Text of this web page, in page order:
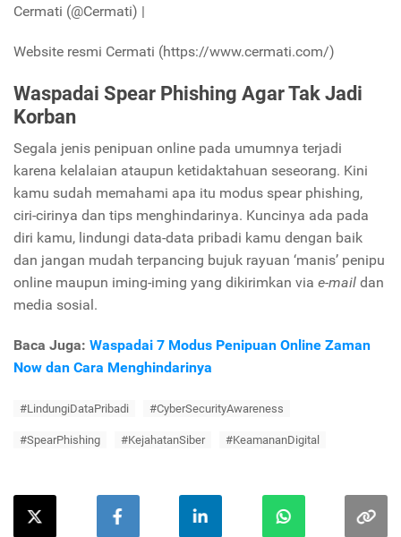
Cermati (@Cermati) |
Website resmi Cermati (https://www.cermati.com/)
Waspadai Spear Phishing Agar Tak Jadi
Korban
Segala jenis penipuan online pada umumnya terjadi
karena kelalaian ataupun ketidaktahuan seseorang. Kini
kamu sudah memahami apa itu modus spear phishing,
ciri-cirinya dan tips menghindarinya. Kuncinya ada pada
diri kamu, lindungi data-data pribadi kamu dengan baik
dan jangan mudah terpancing bujuk rayuan ‘manis’ penipu
online maupun iming-iming yang dikirimkan via e-mail dan
media sosial.
Baca Juga: Waspadai 7 Modus Penipuan Online Zaman
Now dan Cara Menghindarinya
#LindungiDataPribadi #CyberSecurityAwareness
#SpearPhishing #KejahatanSiber #KeamananDigital